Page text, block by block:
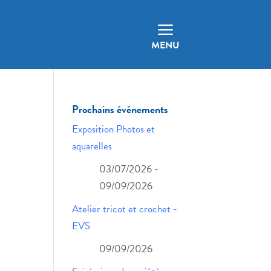
a
MENU
Prochains événements
Exposition Photos et
aquarelles
03/07/2026 -
09/09/2026
Atelier tricot et crochet -
EVS
09/09/2026